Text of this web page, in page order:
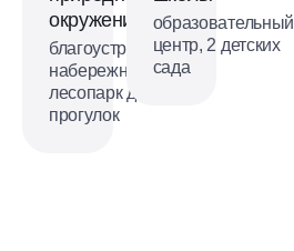
окружение
благоустроенная
набережная,
лесопарк для
прогулок
образовательный
центр, 2 детских
сада